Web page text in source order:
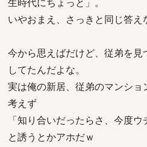
いやおまえ、さっきと同じ答え
今から思えばだけど、従弟を
してたんだよな。
実は俺の新居、従弟のマンシ
考えず
「知り合いだったらさ、今度
と誘うとかアホだｗ